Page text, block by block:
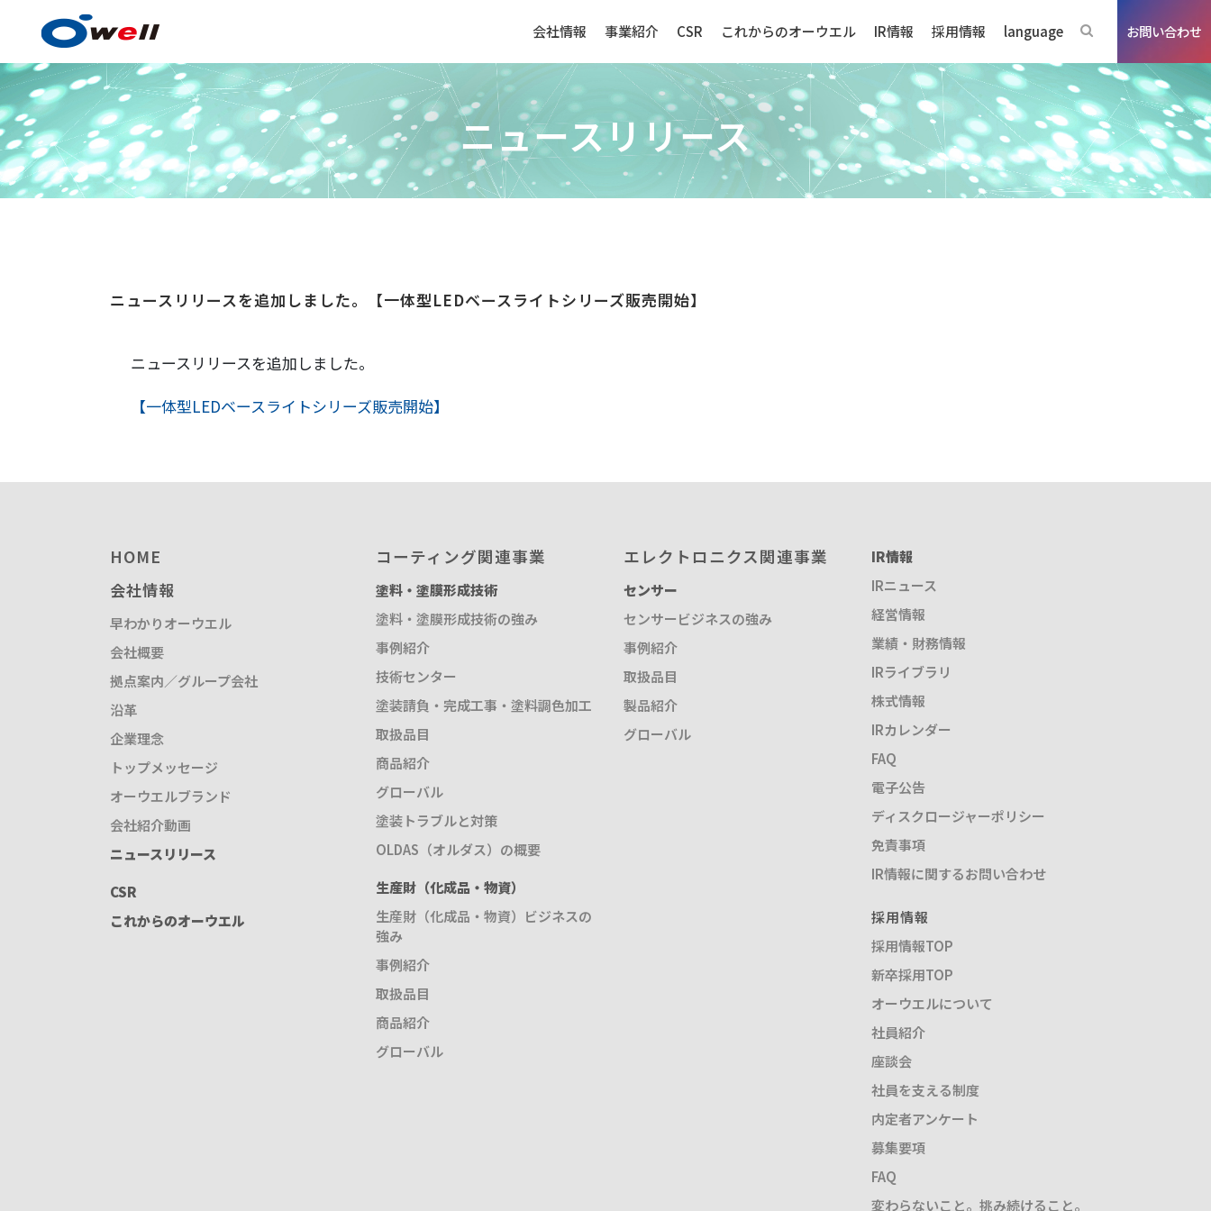
会社情報 事業紹介
塗料・塗膜形成技術
事例紹介
OLDAS（オルダス）の概要
生産財（化成品・物資） センサー
CSR これからのオーウエル IR情報 採用情報 language お問い合わせ
ニュースリリース
ニュースリリースを追加しました。【一体型LEDベースライトシリーズ販売開始】
ニュースリリースを追加しました。
【一体型LEDベースライトシリーズ販売開始】
HOME
会社情報
早わかりオーウエル
会社概要
拠点案内／グループ会社
沿革
企業理念
トップメッセージ
オーウエルブランド
会社紹介動画
ニュースリリース
CSR
これからのオーウエル
コーティング関連事業
塗料・塗膜形成技術
塗料・塗膜形成技術の強み
事例紹介
技術センター
塗装請負・完成工事・塗料調色加工
取扱品目
商品紹介
グローバル
塗装トラブルと対策
OLDAS（オルダス）の概要
生産財（化成品・物資）
生産財（化成品・物資）ビジネスの
強み
事例紹介
取扱品目
商品紹介
グローバル
エレクトロニクス関連事業
センサー
センサービジネスの強み
事例紹介
取扱品目
製品紹介
グローバル
IR情報
IRニュース
経営情報
業績・財務情報
IRライブラリ
株式情報
IRカレンダー
FAQ
電子公告
ディスクロージャーポリシー
免責事項
IR情報に関するお問い合わせ
採用情報
採用情報TOP
新卒採用TOP
オーウエルについて
社員紹介
座談会
社員を支える制度
内定者アンケート
募集要項
FAQ
変わらないこと。挑み続けること。